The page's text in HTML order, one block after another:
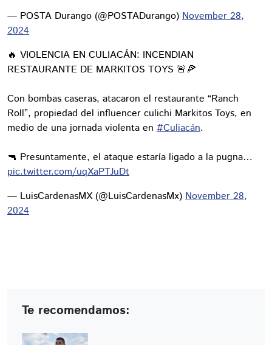
— POSTA Durango (@POSTADurango) November 28,
2024
🔥 VIOLENCIA EN CULIACÁN: INCENDIAN
RESTAURANTE DE MARKITOS TOYS 🚨🍕
Con bombas caseras, atacaron el restaurante “Ranch
Roll”, propiedad del influencer culichi Markitos Toys, en
medio de una jornada violenta en #Culiacán.
🔫 Presuntamente, el ataque estaría ligado a la pugna…
pic.twitter.com/uqXaPTJuDt
— LuisCardenasMX (@LuisCardenasMx) November 28,
2024
Te recomendamos: